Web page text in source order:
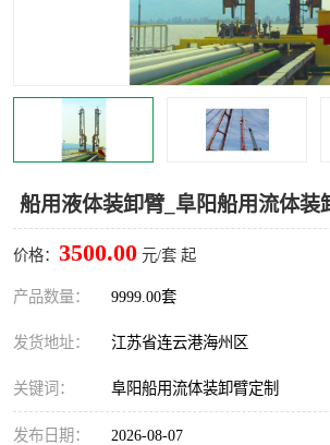
船用液体装卸臂_阜阳船用流体装
价格： 3500.00 元/套 起
产品数量： 9999.00套
发货地址： 江苏省连云港海州区
关键词： 阜阳船用流体装卸臂定制
发布日期： 2026-08-07
顶部鹤
低温鹤
浮动出油装置 鹤管